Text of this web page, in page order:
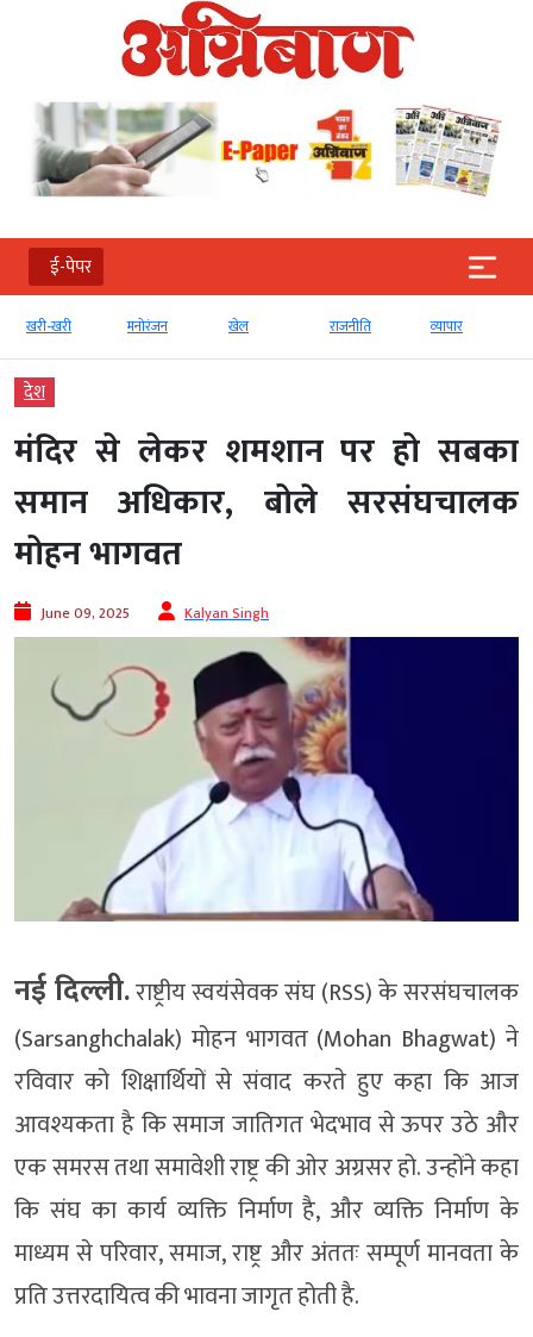
ई-पेपर
खरी-खरी मनोरंजन खेल राजनीति व्‍यापार
देश
मंदिर से लेकर शमशान पर हो सबका
समान अधिकार, बोले सरसंघचालक
मोहन भागवत
June 09, 2025 Kalyan Singh
नई दिल्ली.राष्ट्रीय स्वयंसेवक संघ (RSS) के सरसंघचालक
(Sarsanghchalak) मोहन भागवत (Mohan Bhagwat) ने
रविवार को शिक्षार्थियों से संवाद करते हुए कहा कि आज
आवश्यकता है कि समाज जातिगत भेदभाव से ऊपर उठे और
एक समरस तथा समावेशी राष्ट्र की ओर अग्रसर हो. उन्होंने कहा
कि संघ का कार्य व्यक्ति निर्माण है, और व्यक्ति निर्माण के
माध्यम से परिवार, समाज, राष्ट्र और अंततः सम्पूर्ण मानवता के
प्रति उत्तरदायित्व की भावना जागृत होती है.